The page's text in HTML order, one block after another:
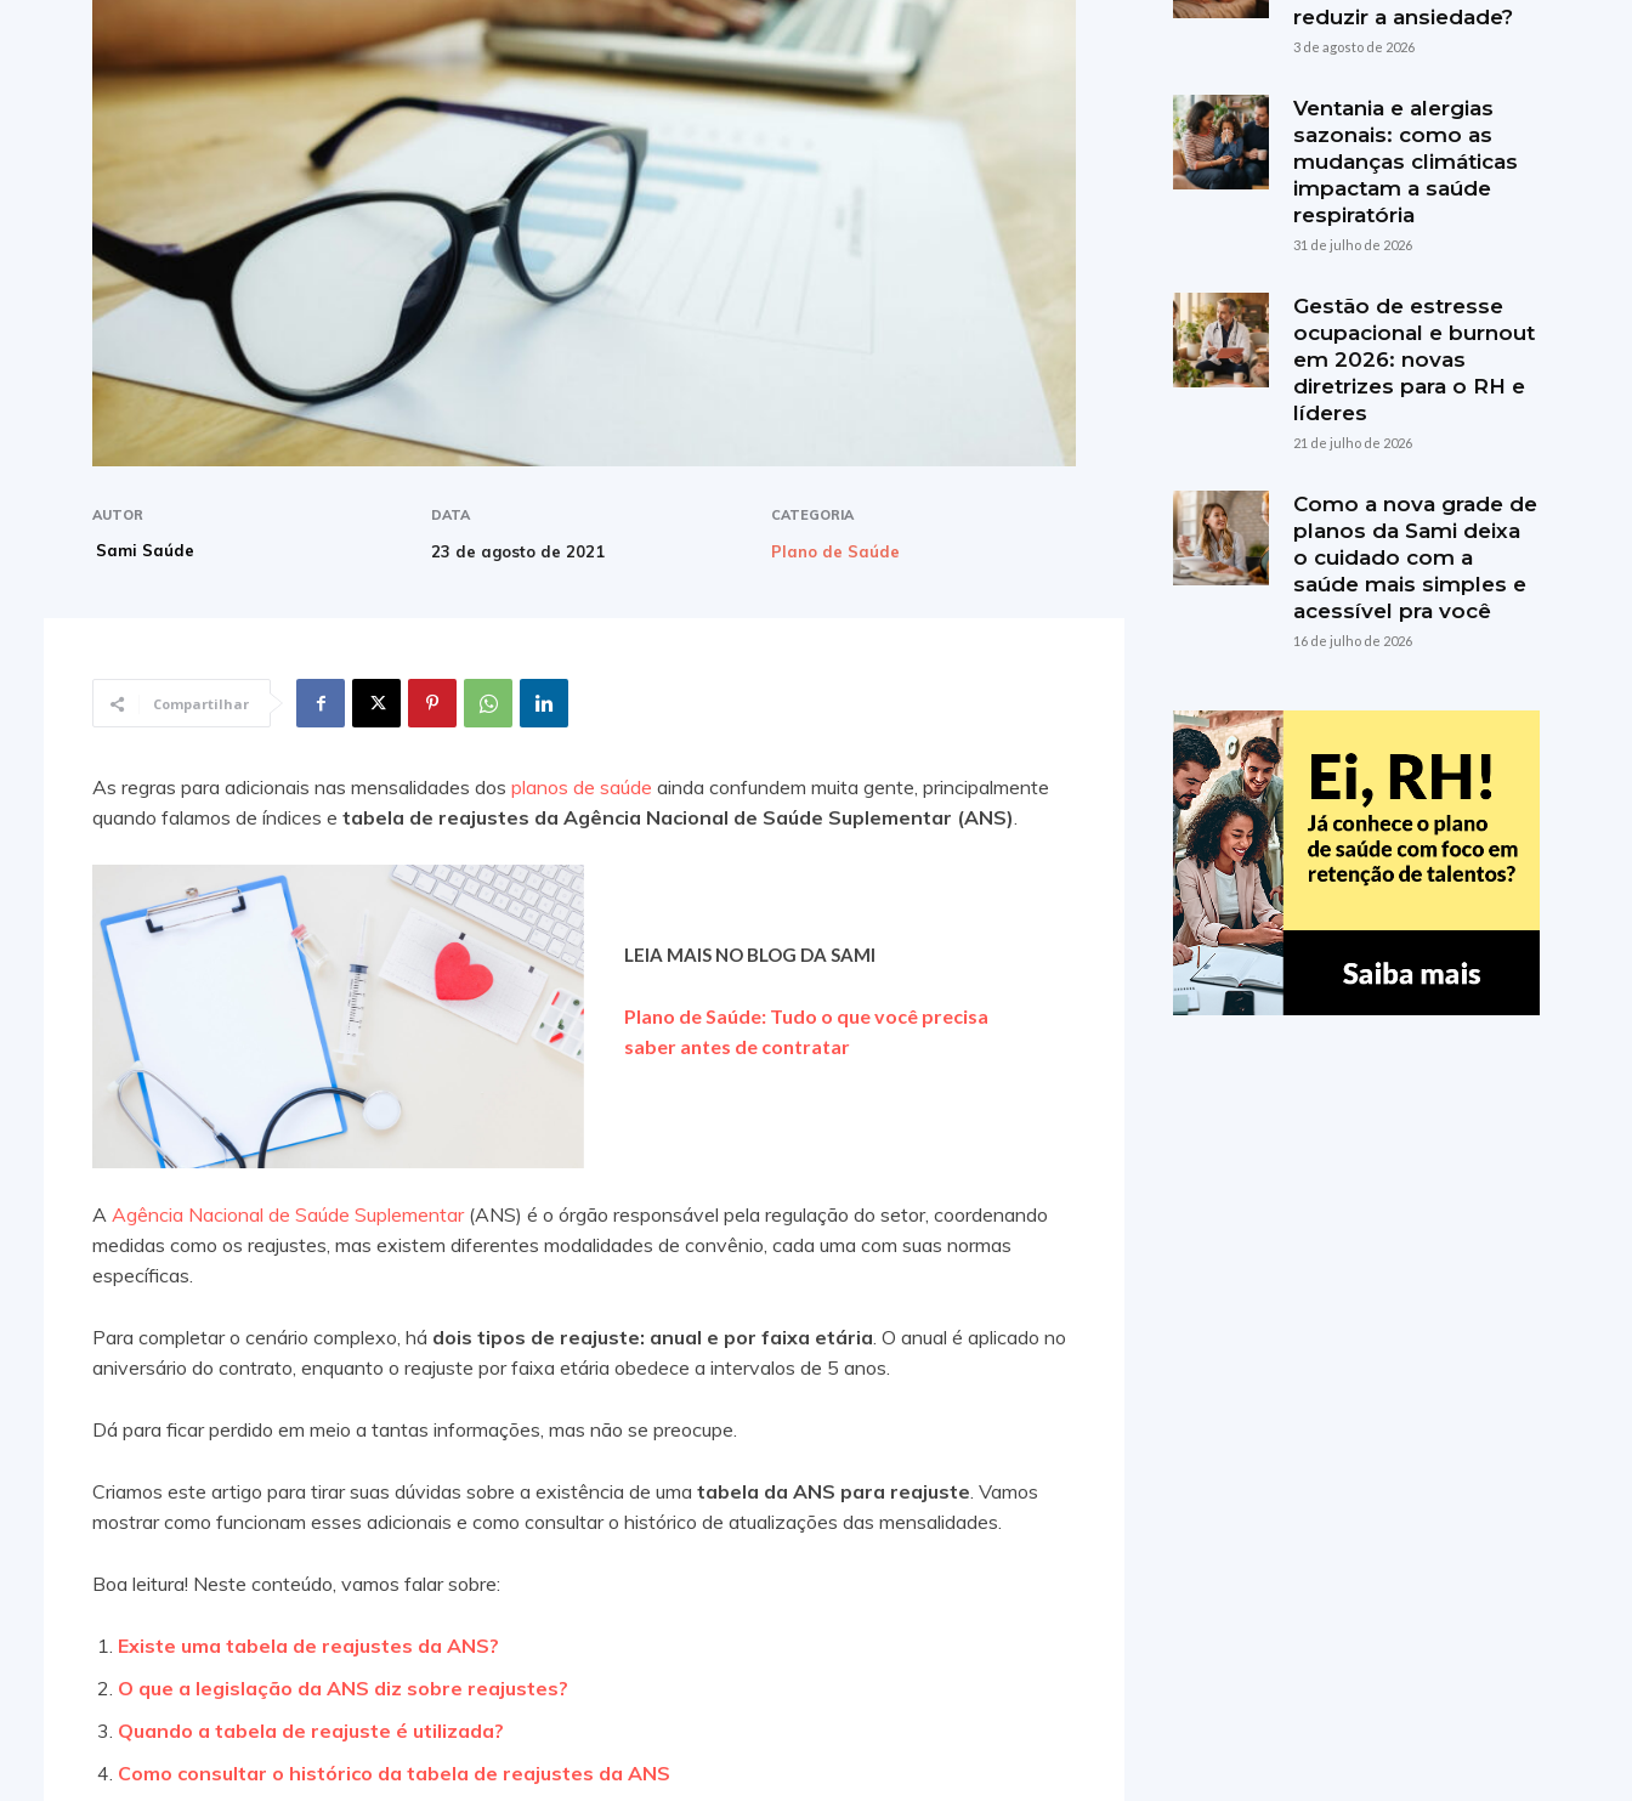
AUTOR
Sami Saúde
DATA
23 de agosto de 2021
CATEGORIA
Plano de Saúde
Compartilhar
As regras para adicionais nas mensalidades dos planos de saúde ainda confundem muita gente, principalmente
quando falamos de índices e tabela de reajustes da Agência Nacional de Saúde Suplementar (ANS)
LEIA MAIS NO BLOG DA SAMI
Plano de Saúde: Tudo o que você precisa
saber antes de contratar
A Agência Nacional de Saúde Suplementar(ANS) é o órgão responsável pela regulação do setor, coordenando
medidas como os reajustes, mas existem diferentes modalidades de convênio, cada uma com suas normas
específicas.
Para completar o cenário complexo, há dois tipos de reajuste: anual e por faixa etária . O anual é aplicado no
aniversário do contrato, enquanto o reajuste por faixa etária obedece a intervalos de 5 anos.
Dá para ficar perdido em meio a tantas informações, mas não se preocupe.
Criamos este artigo para tirar suas dúvidas sobre a existência de uma tabela da ANS para reajuste . Vamos
mostrar como funcionam esses adicionais e como consultar o histórico de atualizações das mensalidades.
Boa leitura! Neste conteúdo, vamos falar sobre:
Existe uma tabela de reajustes da ANS?
O que a legislação da ANS diz sobre reajustes?
Quando a tabela de reajuste é utilizada?
Como consultar o histórico da tabela de reajustes da ANS
reduzir a ansiedade?
3 de agosto de 2026
Ventania e alergias
sazonais: como as
mudanças climáticas
impactam a saúde
respiratória
31 de julho de 2026
Gestão de estresse
ocupacional e burnout
em 2026: novas
diretrizes para o RH e
líderes
21 de julho de 2026
Como a nova grade de
planos da Sami deixa
o cuidado com a
saúde mais simples e
acessível pra você
16 de julho de 2026